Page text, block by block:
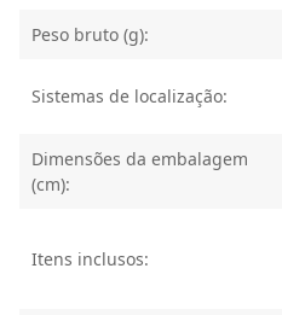
Peso bruto (g):
Sistemas de localização:
Dimensões da embalagem
(cm):
Itens inclusos: